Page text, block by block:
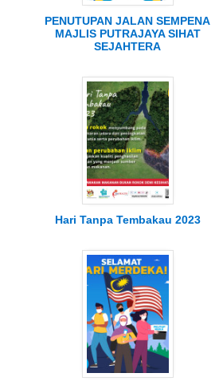
PENUTUPAN JALAN SEMPENA
MAJLIS PUTRAJAYA SIHAT
SEJAHTERA
Hari Tanpa Tembakau 2023